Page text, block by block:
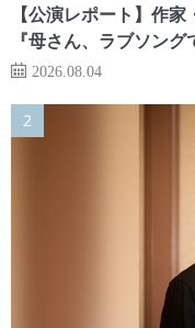
【公演レポート】作
『母さん、ラブソング
2026.08.04